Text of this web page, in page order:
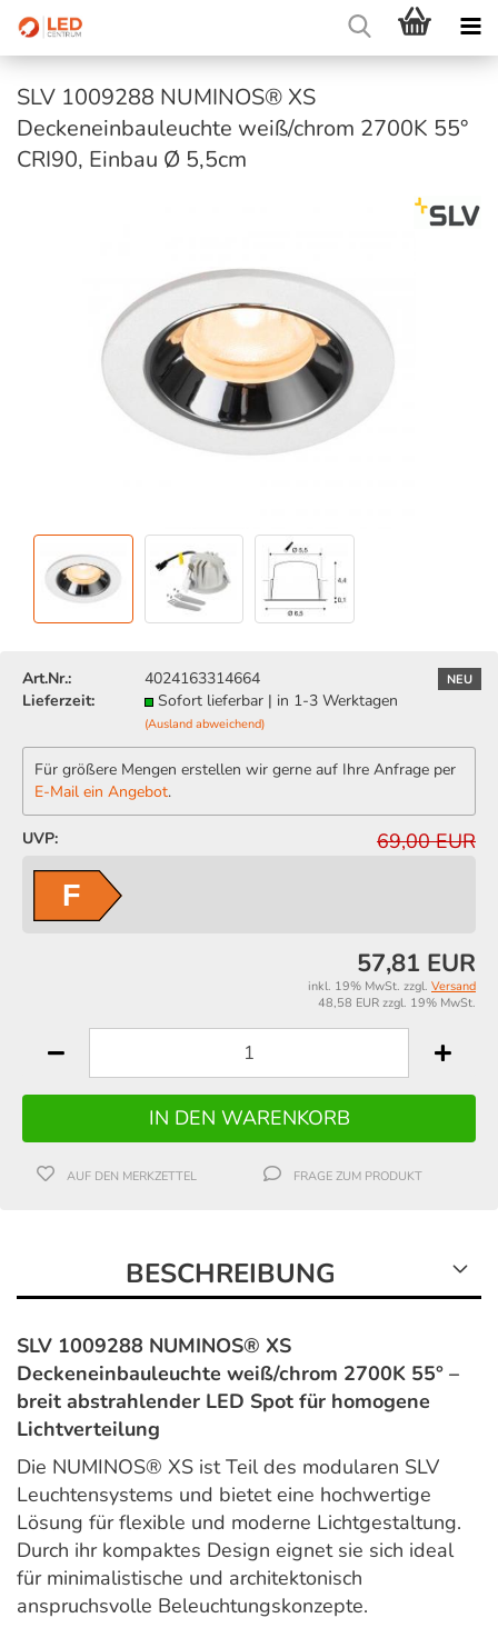
SLV 1009288 NUMINOS® XS
Deckeneinbauleuchte weiß/chrom 2700K 55°
CRI90, Einbau Ø 5,5cm
NEU
Art.Nr.:
4024163314664
Lieferzeit:
Sofort lieferbar | in 1-3 Werktagen
(Ausland abweichend)
Für größere Mengen erstellen wir gerne auf Ihre Anfrage per
E-Mail ein Angebot.
UVP: 69,00 EUR
F
57,81 EUR
inkl. 19% MwSt. zzgl. Versand
48,58 EUR zzgl. 19% MwSt.
AUF DEN MERKZETTEL FRAGE ZUM PRODUKT
BESCHREIBUNG
SLV 1009288 NUMINOS® XS
Deckeneinbauleuchte weiß/chrom 2700K 55° –
breit abstrahlender LED Spot für homogene
Lichtverteilung
Die NUMINOS® XS ist Teil des modularen SLV
Leuchtensystems und bietet eine hochwertige
Lösung für flexible und moderne Lichtgestaltung.
Durch ihr kompaktes Design eignet sie sich ideal
für minimalistische und architektonisch
anspruchsvolle Beleuchtungskonzepte.